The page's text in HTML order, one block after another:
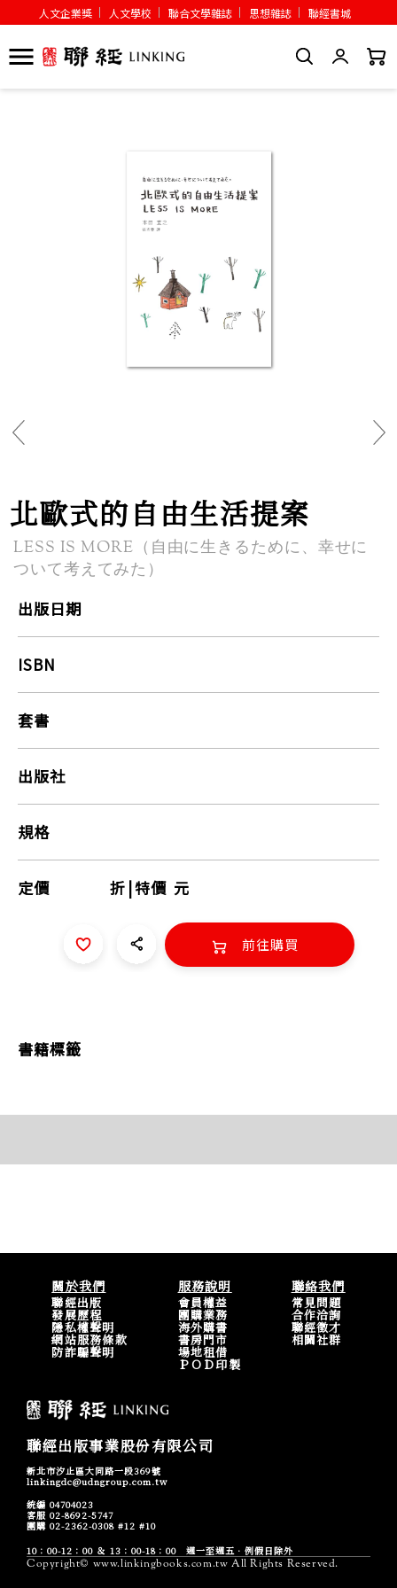
人文企業獎 人文學校 聯合文學雜誌 思想雜誌 聯經書城
北歐式的自由生活提案
LESS IS MORE（自由に生きるために、幸せに
ついて考えてみた）
出版日期
ISBN
套書
出版社
規格
定價 折 |特價 元
前往購買
書籍標籤
關於我們
聯經出版
發展歷程
隱私權聲明
網站服務條款
防詐騙聲明
服務說明
會員權益
團購業務
海外購書
書房門市
場地租借
ＰＯＤ印製
聯絡我們
常見問題
合作洽詢
聯經徵才
相關社群
聯經出版事業股份有限公司
新北市汐止區大同路一段369號
linkingdc@udngroup.com.tw
統編 04704023
客服 02-8692-5747
團購 02-2362-0308 #12 #10
10：00-12：00 ＆ 13：00-18：00 週一至週五．例假日除外
Copyright© www.linkingbooks.com.tw All Rights Reserved.